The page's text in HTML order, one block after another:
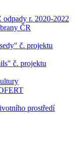
r. 2020-2022
ČR
č. projektu
č. projektu
prostředí